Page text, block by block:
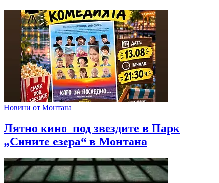
Новини от Монтана
Лятно кино под звездите в Парк
„Сините езера“ в Монтана